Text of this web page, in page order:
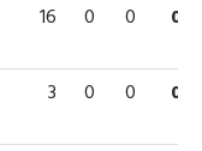
16 0 0 0
3 0 0 0